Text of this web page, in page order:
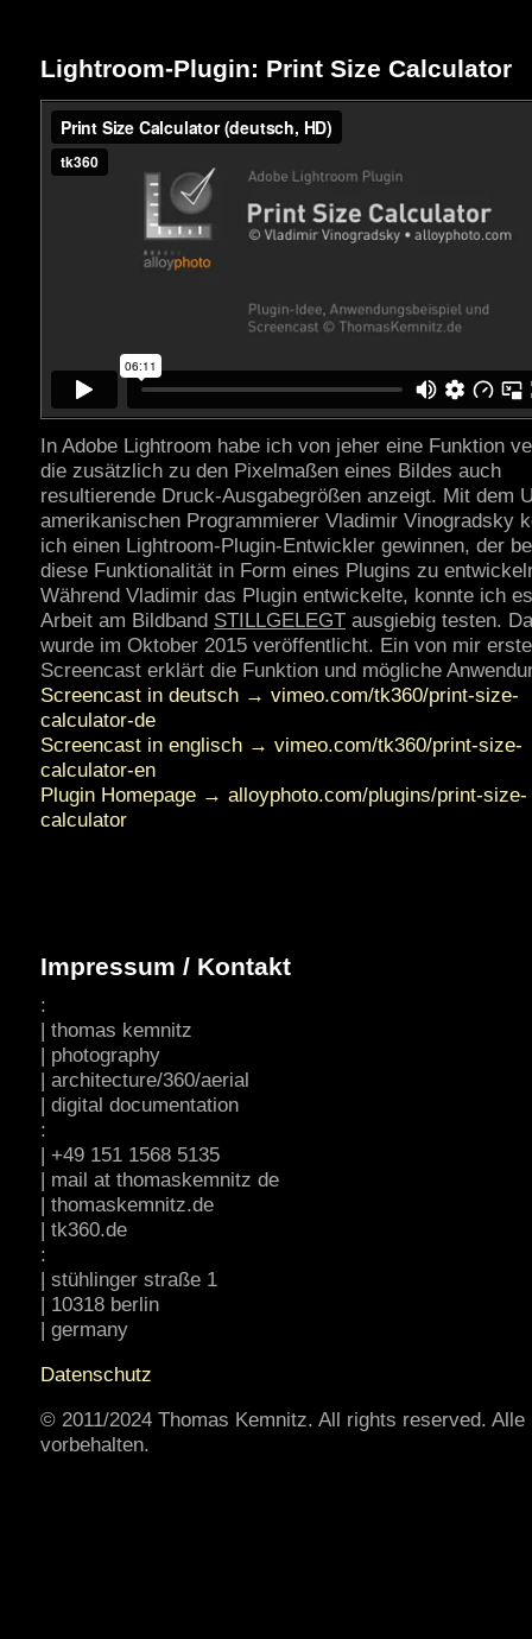
Lightroom-Plugin: Print Size Calculator
In Adobe Lightroom habe ich von jeher eine Funktion
die zusätzlich zu den Pixelmaßen eines Bildes auch
resultierende Druck-Ausgabegrößen anzeigt. Mit dem
amerikanischen Programmierer Vladimir Vinogradsky
ich einen Lightroom-Plugin-Entwickler gewinnen, der
diese Funktionalität in Form eines Plugins zu
Während Vladimir das Plugin entwickelte, konnte ich
Arbeit am Bildband STILLGELEGT ausgiebig testen.
wurde im Oktober 2015 veröffentlicht. Ein von mir
Screencast erklärt die Funktion und mögliche
Screencast in deutsch → vimeo.com/tk360/print-size-
calculator-de
Screencast in englisch → vimeo.com/tk360/print-size-
calculator-en
Plugin Homepage → alloyphoto.com/plugins/print-size-
calculator
Impressum / Kontakt
:
| thomas kemnitz
| photography
| architecture/360/aerial
| digital documentation
:
| +49 151 1568 5135
| mail at thomaskemnitz de
| thomaskemnitz.de
| tk360.de
:
| stühlinger straße 1
| 10318 berlin
| germany
Datenschutz
© 2011/2024 Thomas Kemnitz. All rights reserved. Alle
vorbehalten.